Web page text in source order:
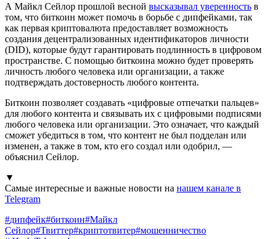
А Майкл Сейлор прошлой весной высказывал уверенность в
том, что биткоин может помочь в борьбе с дипфейками, так
как первая криптовалюта предоставляет возможность
создания децентрализованных идентификаторов личности
(DID), которые будут гарантировать подлинность в цифровом
пространстве. С помощью биткоина можно будет проверять
личность любого человека или организации, а также
подтверждать достоверность любого контента.
Биткоин позволяет создавать «цифровые отпечатки пальцев»
для любого контента и связывать их с цифровыми подписями
любого человека или организации. Это означает, что каждый
сможет убедиться в том, что контент не был подделан или
изменен, а также в том, кто его создал или одобрил, —
объяснил Сейлор.
▼
Самые интересные и важные новости на нашем канале в
Telegram
#дипфейк#биткоин#Майкл
Сейлор#Твиттер#криптотвитер#мошенничество